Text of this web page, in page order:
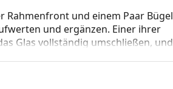
Rahmenfront und einem Paar Bügel
und ergänzen. Einer ihrer
Glas vollständig umschließen, und
Position und des Sitzes Ihrer Brille.